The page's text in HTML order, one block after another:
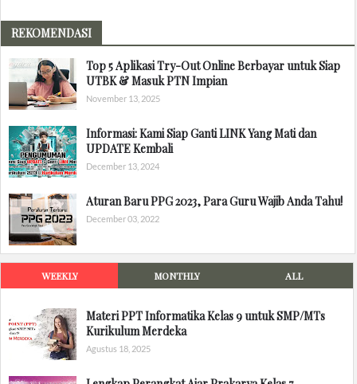
REKOMENDASI
Top 5 Aplikasi Try-Out Online Berbayar untuk Siap
UTBK & Masuk PTN Impian
November 13, 2025
Informasi: Kami Siap Ganti LINK Yang Mati dan
UPDATE Kembali
December 13, 2024
Aturan Baru PPG 2023, Para Guru Wajib Anda Tahu!
December 03, 2022
WEEKLY MONTHLY ALL
Materi PPT Informatika Kelas 9 untuk SMP/MTs
Kurikulum Merdeka
Agustus 18, 2025